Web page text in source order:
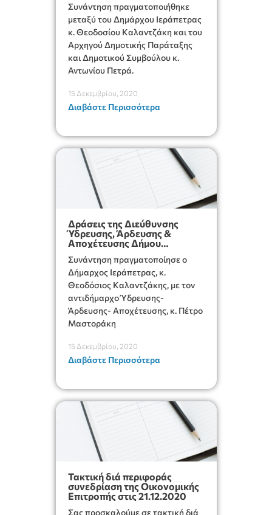
Συνάντηση πραγματοποιήθηκε
μεταξύ του Δημάρχου Ιεράπετρας
κ. Θεοδοσίου Καλαντζάκη και του
Αρχηγού Δημοτικής Παράταξης
και Δημοτικού Συμβούλου κ.
Αντωνίου Πετρά.
15 Δεκεμβρίου, 2020
Διαβάστε Περισσότερα
Δράσεις της Διεύθυνσης
Ύδρευσης, Άρδευσης &
Αποχέτευσης Δήμου
Συνάντηση πραγματοποίησε ο
Δήμαρχος Ιεράπετρας, κ.
Θεοδόσιος Καλαντζάκης, με τον
αντιδήμαρχο Ύδρευσης-
Άρδευσης- Αποχέτευσης, κ. Πέτρο
Μαστοράκη
15 Δεκεμβρίου, 2020
Διαβάστε Περισσότερα
Τακτική διά περιφοράς
συνεδρίαση της Οικονομικής
Επιτροπής στις 21.12.2020
Σας προσκαλούμε σε τακτική διά